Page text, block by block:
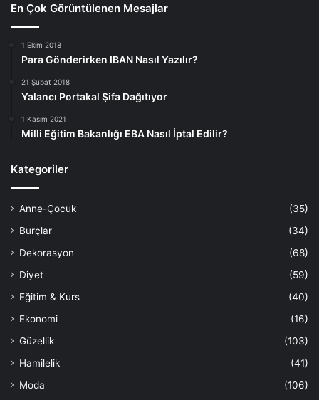
En Çok Görüntülenen Mesajlar
1 Ekim 2018
Para Gönderirken IBAN Nasıl Yazılır?
21 Şubat 2018
Yalancı Portakal Şifa Dağıtıyor
1 Kasım 2021
Milli Eğitim Bakanlığı EBA Nasıl İptal Edilir?
Kategoriler
Anne-Çocuk
(35)
Burçlar
(34)
Dekorasyon
(68)
Diyet
(59)
Eğitim & Kurs
(40)
Ekonomi
(16)
Güzellik
(103)
Hamilelik
(41)
Moda
(106)